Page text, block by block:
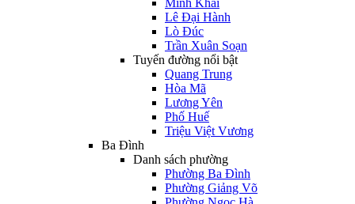
Minh Khai
Lê Đại Hành
Lò Đúc
Trần Xuân Soạn
Tuyến đường nổi bật
Quang Trung
Hòa Mã
Lương Yên
Phố Huế
Triệu Việt Vương
Ba Đình
Danh sách phường
Phường Ba Đình
Phường Giảng Võ